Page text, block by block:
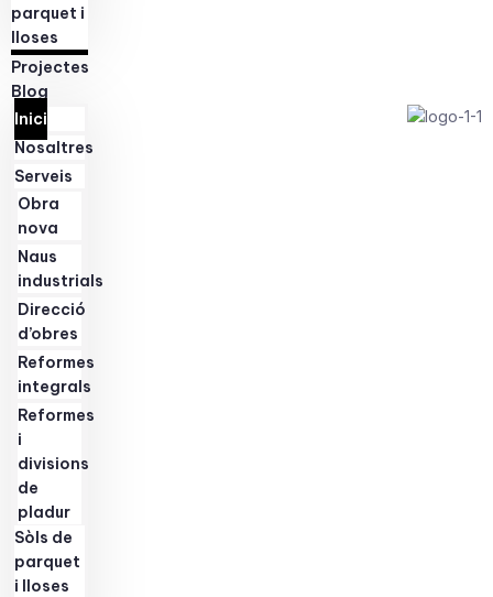
parquet i
lloses
Projectes
Blog
Inici
Nosaltres
Serveis
Obra
nova
Naus
industrials
Direcció
d’obres
Reformes
integrals
Reformes
i
divisions
de
pladur
Sòls de
parquet
i lloses